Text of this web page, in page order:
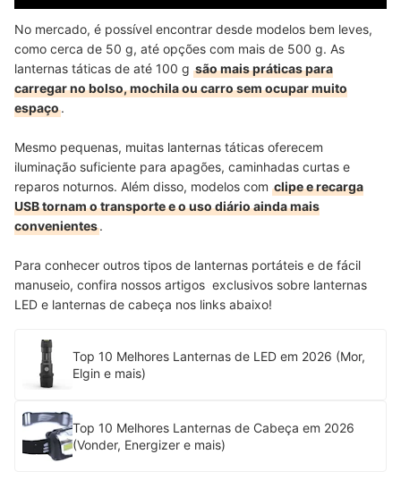
No mercado, é possível encontrar desde modelos bem leves,
como cerca de 50 g, até opções com mais de 500 g. As
lanternas táticas de até 100 g são mais práticas para
carregar no bolso, mochila ou carro sem ocupar muito
espaço.
Mesmo pequenas, muitas lanternas táticas oferecem
iluminação suficiente para apagões, caminhadas curtas e
reparos noturnos. Além disso, modelos com clipe e recarga
USB tornam o transporte e o uso diário ainda mais
convenientes.
Para conhecer outros tipos de lanternas portáteis e de fácil
manuseio, confira nossos artigos exclusivos sobre lanternas
LED e lanternas de cabeça nos links abaixo!
Top 10 Melhores Lanternas de LED em 2026 (Mor,
Elgin e mais)
Top 10 Melhores Lanternas de Cabeça em 2026
(Vonder, Energizer e mais)